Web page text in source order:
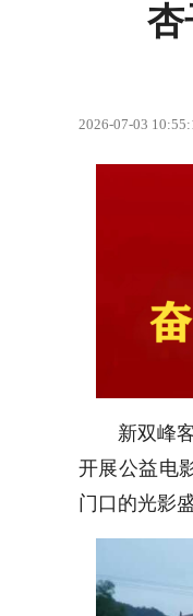
杏
2026-07-03
新双峰
开展公益电
门口的光影